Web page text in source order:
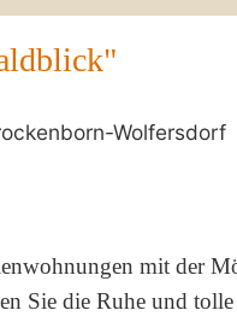
Wolfersdorf
mit der
Sie die Ruhe und